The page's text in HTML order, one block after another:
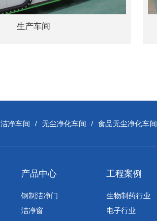
生产车间
洁净车间 / 无尘净化车间 / 食品无尘净化车间
产品中心
钢制洁净门
洁净窗
工程案例
生物制药行业
电子行业